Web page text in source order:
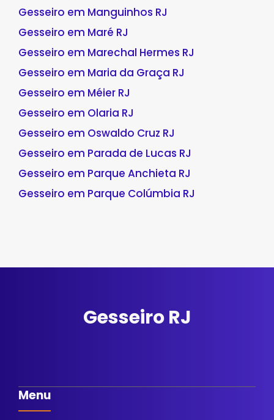
Gesseiro em Manguinhos RJ
Gesseiro em Maré RJ
Gesseiro em Marechal Hermes RJ
Gesseiro em Maria da Graça RJ
Gesseiro em Méier RJ
Gesseiro em Olaria RJ
Gesseiro em Oswaldo Cruz RJ
Gesseiro em Parada de Lucas RJ
Gesseiro em Parque Anchieta RJ
Gesseiro em Parque Colúmbia RJ
Gesseiro RJ
Menu